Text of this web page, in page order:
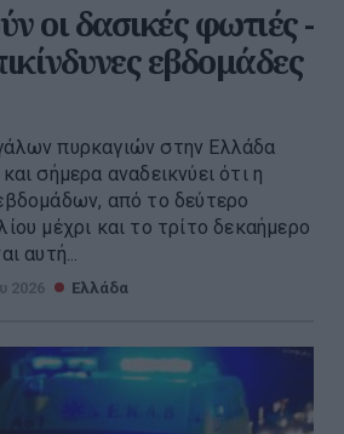
οι δασικές φωτιές -
εβδομάδες
πυρκαγιών στην Ελλάδα
σήμερα αναδεικνύει ότι η
από το δεύτερο
μέχρι και το τρίτο δεκαήμερο
αυτή...
2026 Ελλάδα